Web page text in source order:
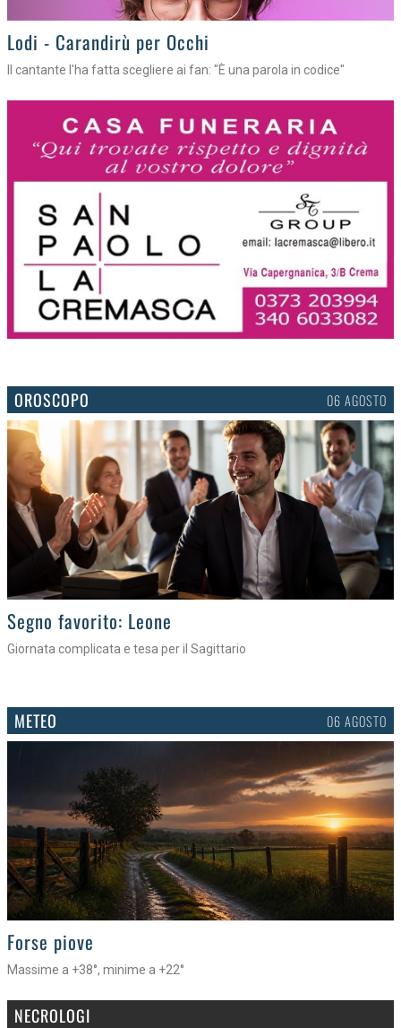
Lodi - Carandirù per Occhi
Il cantante l'ha fatta scegliere ai fan: "È una parola in codice"
OROSCOPO 06 AGOSTO
>
Segno favorito: Leone
Giornata complicata e tesa per il Sagittario
METEO 06 AGOSTO
>
Forse piove
Massime a +38°, minime a +22°
NECROLOGI